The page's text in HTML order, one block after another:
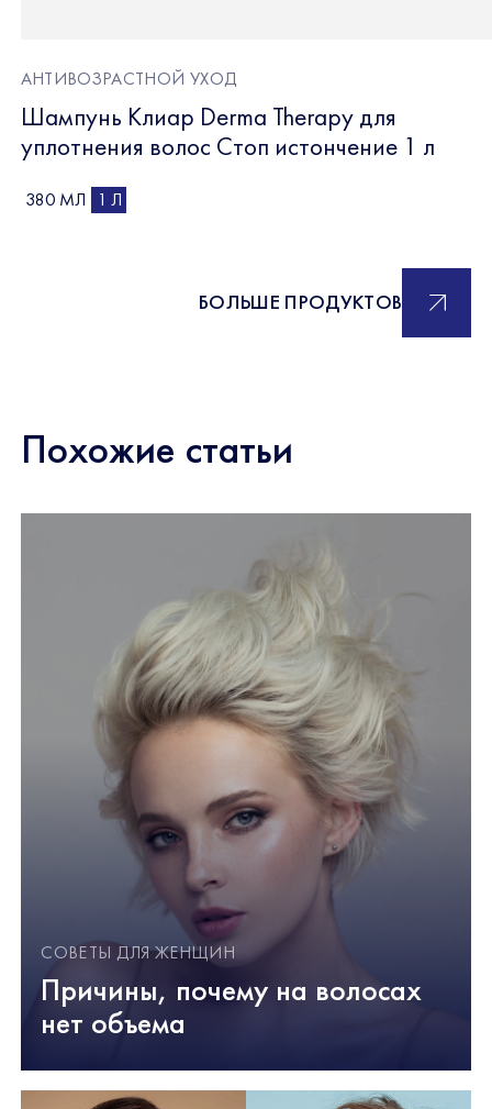
АНТИВОЗРАСТНОЙ УХОД
Шампунь Клиар Derma Therapy для
уплотнения волос Стоп истончение 1 л
380 МЛ 1 Л
БОЛЬШЕ ПРОДУКТОВ
Похожие статьи
СОВЕТЫ ДЛЯ ЖЕНЩИН
Причины, почему на волосах
нет объема